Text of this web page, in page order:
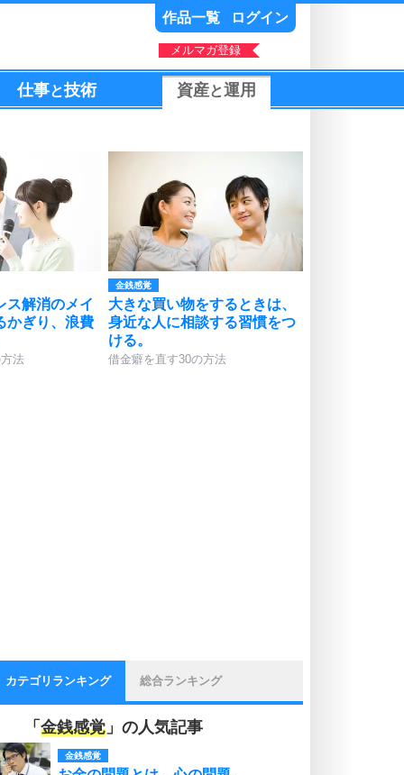
作品一覧 ログイン
メルマガ登録
仕事と技術 資産と運用
ス解消のメイ
かぎり、浪費
法
金銭感覚
大きな買い物をするときは、
身近な人に相談する習慣をつ
ける。
借金癖を直す30の方法
カテゴリランキング 総合ランキング
「 金銭感覚 」の人気記事
金銭感覚